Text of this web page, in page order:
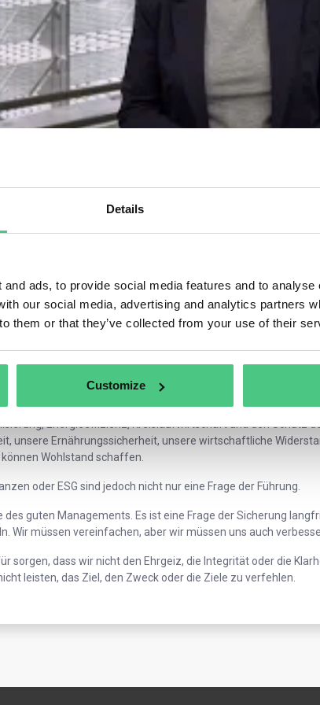
Details
ads, to provide social media features and to
our social media, advertising and analytics partners
them or that they’ve collected from your use of their
Customize
RIBERA/
Mai 2025 vonRaúl González Lázaro | Marketing & Kommunikation
ist Exekutiv-Vizepräsidentin der Europäischen Kommission
Übergang.
europäischen Wettbewerbsfähigkeit ist heute vielleicht mehr
schaffen, aber er muss nachhaltig sein.
Energieeffizienz, Kreislaufwirtschaft und den Schutz
unsere Ernährungssicherheit, unsere wirtschaftliche
Wohlstand schaffen.
oder ESG sind jedoch nicht nur eine Frage der Führung.
des guten Managements. Es ist eine Frage der Sicherung
Wir müssen vereinfachen, aber wir müssen uns auch
sorgen, dass wir nicht den Ehrgeiz, die Integrität oder die
leisten, das Ziel, den Zweck oder die Ziele zu verfehlen.